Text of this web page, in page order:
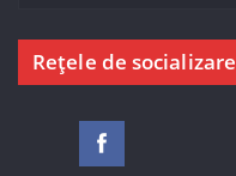
Rețele de socializare